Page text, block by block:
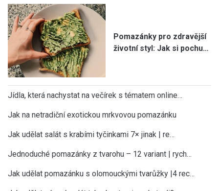
Pomazánky pro zdravější
životní styl: Jak si pochu…
Jídla, která nachystat na večírek s tématem online…
Jak na netradiční exotickou mrkvovou pomazánku
Jak udělat salát s krabími tyčinkami 7× jinak | re…
Jednoduché pomazánky z tvarohu – 12 variant | rych…
Jak udělat pomazánku s olomouckými tvarůžky |4 rec…